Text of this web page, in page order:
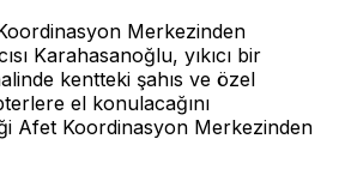
Merkezinden
Karahasanoğlu, yıkıcı bir
kentteki şahıs ve özel
el konulacağını
Afet Koordinasyon Merkezinden